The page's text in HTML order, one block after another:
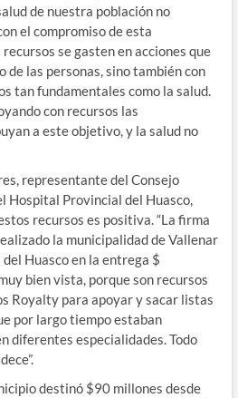
de nuestra población no
el compromiso de esta
se gasten en acciones que
de las personas, sino también con
tan fundamentales como la salud.
con recursos las
a este objetivo, y la salud no
representante del Consejo
Hospital Provincial del Huasco,
recursos es positiva. “La firma
la municipalidad de Vallenar
Huasco en la entrega $
bien vista, porque son recursos
Royalty para apoyar y sacar listas
por largo tiempo estaban
diferentes especialidades. Todo
destinó $90 millones desde